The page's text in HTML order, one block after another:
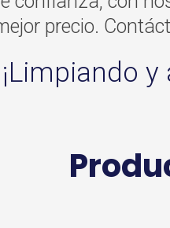
precio.
¡Limpiando